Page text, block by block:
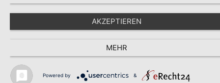
AKZEPTIEREN
MEHR
Powered by &